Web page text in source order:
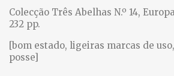
Colecção Três Abelhas N.º 14,
232 pp.
[bom estado, ligeiras marcas de
posse]